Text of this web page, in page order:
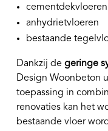
cementdekvloeren
anhydrietvloeren
bestaande
Dankzij degeringe
Design Woonbeton
toepassing in
renovaties kan het
bestaande vloer